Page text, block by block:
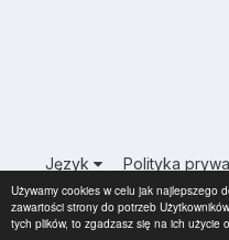
Używamy cookies w celu jak najlepszego
zawartości strony do potrzeb
tych plików, to zgadzasz się na ich użycie
Język Polityka
Powered by